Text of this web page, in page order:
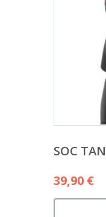
SOC
39,90 €